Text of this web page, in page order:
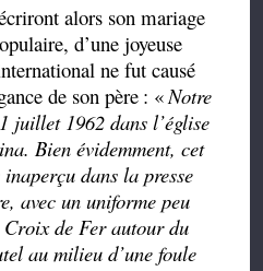
alors son mariage
d’une joyeuse
ne fut causé
de son père: « Notre
juillet 1962 dans l’église
Bien évidemment, cet
inaperçu dans la presse
avec un uniforme peu
de Fer autour du
au milieu d’une foule